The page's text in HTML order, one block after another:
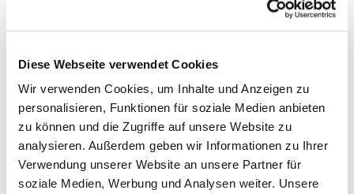
Diese Webseite verwendet Cookies
Wir verwenden Cookies, um Inhalte und Anzeigen zu
personalisieren, Funktionen für soziale Medien anbieten
zu können und die Zugriffe auf unsere Website zu
analysieren. Außerdem geben wir Informationen zu Ihrer
Verwendung unserer Website an unsere Partner für
soziale Medien, Werbung und Analysen weiter. Unsere